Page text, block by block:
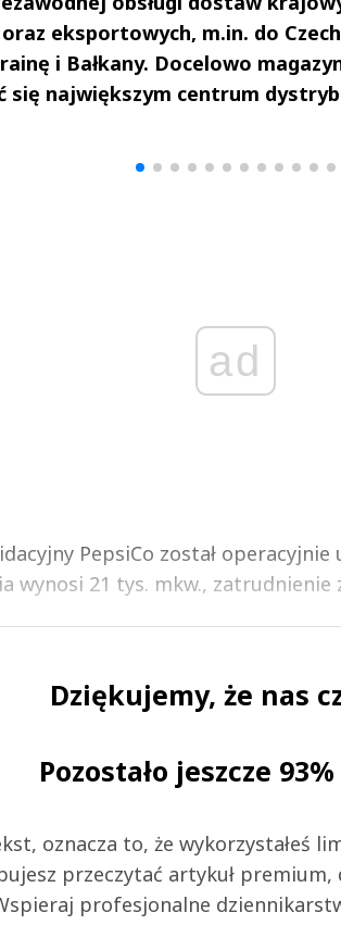
eksportowych, m.in. do
i Bałkany. Docelowo
się największym centrum
ad
PepsiCo został
wynosi 21 tys. mkw., zatrudnienie
Dziękujemy, że nas
Pozostało jeszcze
oznacza to, że wykorzystałeś
przeczytać artykuł premium,
profesjonalne
Marta i Andrzej
Sterniccy